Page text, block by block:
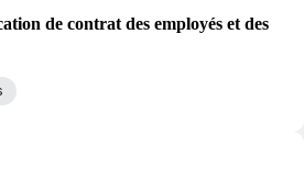
de contrat des employés et des